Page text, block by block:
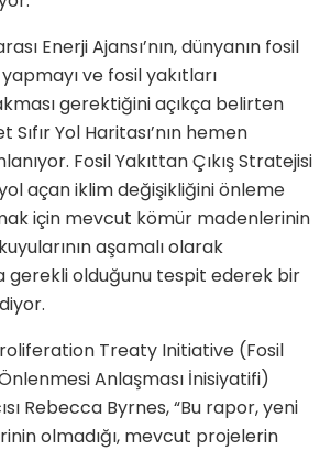
Enerji Ajansı’nın, dünyanın fosil
ve fosil yakıtları
gerektiğini açıkça belirten
Sıfır Yol Haritası’nın hemen
Fosil Yakıttan Çıkış Stratejisi
açan iklim değişikliğini önleme
için mevcut kömür madenlerinin
aşamalı olarak
gerekli olduğunu tespit ederek bir
Treaty Initiative (Fosil
Önlenmesi Anlaşması İnisiyatifi)
Rebecca Byrnes, “Bu rapor, yeni
olmadığı, mevcut projelerin